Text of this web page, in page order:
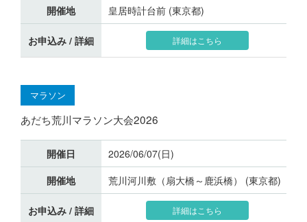
開催地
皇居時計台前 (東京都)
お申込み / 詳細 詳細はこちら
マラソン
あだち荒川マラソン大会2026
開催日
2026/06/07(日)
開催地
荒川河川敷（扇大橋～鹿浜橋） (東京都)
お申込み / 詳細 詳細はこちら